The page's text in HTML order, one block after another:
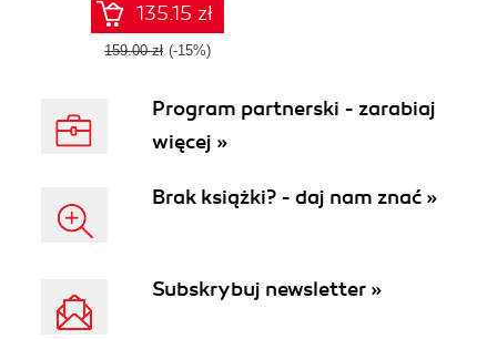
135.15 zł
159.00 zł (-15%)
Program partnerski - zarabiaj
więcej »
Brak książki? - daj nam znać »
Subskrybuj newsletter »